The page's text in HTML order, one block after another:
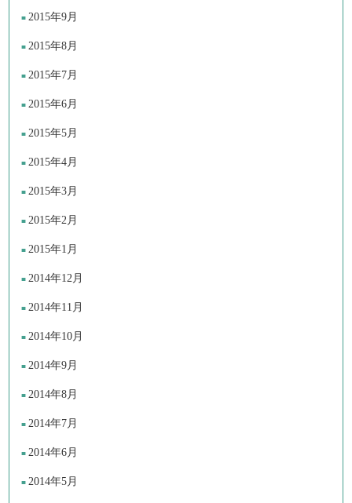
2015年9月
2015年8月
2015年7月
2015年6月
2015年5月
2015年4月
2015年3月
2015年2月
2015年1月
2014年12月
2014年11月
2014年10月
2014年9月
2014年8月
2014年7月
2014年6月
2014年5月